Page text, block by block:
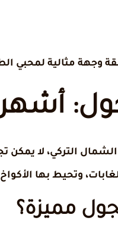
وجهة مثالية لمحبي
التركي، لا يمكن
وتحيط بها
مميزة؟